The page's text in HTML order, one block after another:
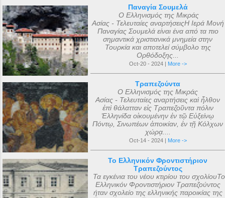
Παναγία Σουμελά
Ο Ελληνισμός της Μικράς
Ασίας - Τελευταίες αναρτήσειςΗ Ιερά Μονή
Παναγίας Σουμελά είναι ένα από τα πιο
σημαντικά χριστιανικά μνημεία στην
Τουρκία και αποτελεί σύμβολο της
Ορθόδοξης...
Oct-20 - 2024 | More ->
Τραπεζούντα
Ο Ελληνισμός της Μικράς
Ασίας - Τελευταίες αναρτήσεις καὶ ἦλθον
ἐπὶ θάλατταν εἰς Τραπεζοῦντα πόλιν
Ἑλληνίδα οἰκουμένην ἐν τῷ Εὐξείνῳ
Πόντῳ, Σινωπέων ἀποικίαν, ἐν τῇ Κόλχων
χώρᾳ....
Oct-14 - 2024 | More ->
Το Ελληνικόν Φροντιστήριον
Τραπεζούντος
Τα εγκένια του νέου κτιρίου του σχολίουΤο
Ελληνικόν Φροντιστήριον Τραπεζούντος
ήταν σχολείο της ελληνικής παροικίας της